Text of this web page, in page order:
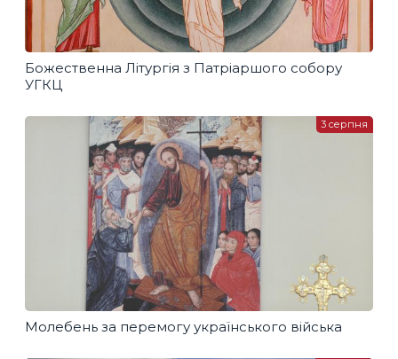
Божественна Літургія з Патріаршого собору
УГКЦ
Молебень за перемогу українського війська
3 серпня